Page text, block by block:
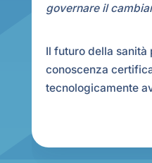
governare il
Il futuro della sanità
conoscenza
tecnologicamente